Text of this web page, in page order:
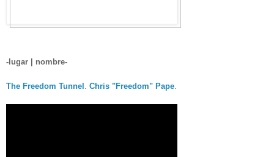
-lugar | nombre-
The Freedom Tunnel Chris "Freedom" Pape